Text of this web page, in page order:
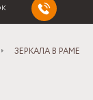
ЗЕРКАЛА В РАМЕ